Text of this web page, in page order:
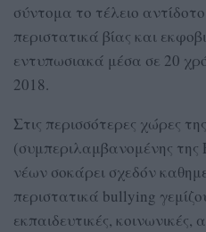
σύντομα το τέλειο
περιστατικά βίας και
εντυπωσιακά μέσα σε 20
2018.
Στις περισσότερες χώρες
(συμπεριλαμβανομένης
νέων σοκάρει σχεδόν
περιστατικά bullying
εκπαιδευτικές, κοινωνικές,